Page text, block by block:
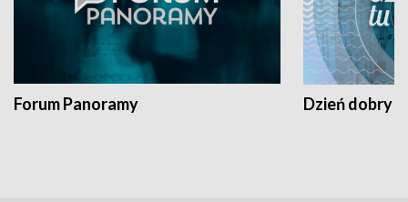
Forum Panoramy Dzień dobry